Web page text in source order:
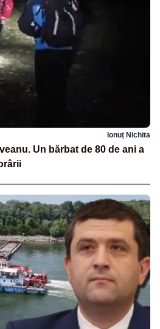
Ionuț Nichita
Un bărbat de 80 de ani a